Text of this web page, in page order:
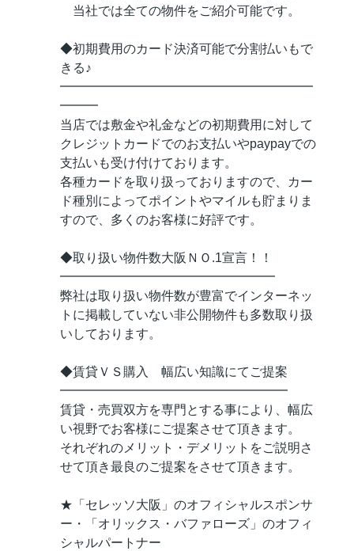
当社では全ての物件をご紹介可能です。
◆初期費用のカード決済可能で分割払いもで
きる♪
━━━━━━━━━━━━━━━━━━━━
━━━
当店では敷金や礼金などの初期費用に対して
クレジットカードでのお支払いやpaypayでの
支払いも受け付けております。
各種カードを取り扱っておりますので、カー
ド種別によってポイントやマイルも貯まりま
すので、多くのお客様に好評です。
◆取り扱い物件数大阪ＮＯ.1宣言！！
━━━━━━━━━━━━━━━━━
弊社は取り扱い物件数が豊富でインターネッ
トに掲載していない非公開物件も多数取り扱
いしております。
◆賃貸ＶＳ購入 幅広い知識にてご提案
━━━━━━━━━━━━━━━━━━
賃貸・売買双方を専門とする事により、幅広
い視野でお客様にご提案させて頂きます。
それぞれのメリット・デメリットをご説明さ
せて頂き最良のご提案をさせて頂きます。
★「セレッソ大阪」のオフィシャルスポンサ
ー・「オリックス・バファローズ」のオフィ
シャルパートナー